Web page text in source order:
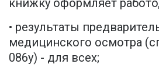
книжку оформляет
• результаты
медицинского осмотра
086у) - для всех;